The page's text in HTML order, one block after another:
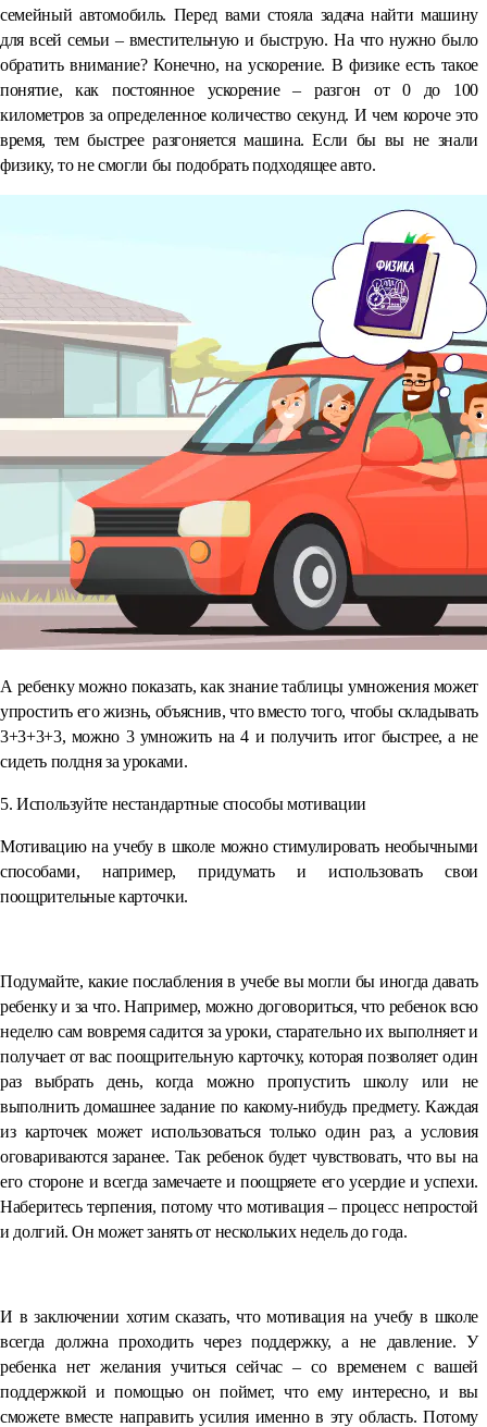
семейный автомобиль. Перед вами стояла задача найти машину
для всей семьи – вместительную и быструю. На что нужно было
обратить внимание? Конечно, на ускорение. В физике есть такое
понятие, как постоянное ускорение – разгон от 0 до 100
километров за определенное количество секунд. И чем короче это
время, тем быстрее разгоняется машина. Если бы вы не знали
физику, то не смогли бы подобрать подходящее авто.
А ребенку можно показать, как знание таблицы умножения может
упростить его жизнь, объяснив, что вместо того, чтобы складывать
3+3+3+3, можно 3 умножить на 4 и получить итог быстрее, а не
сидеть полдня за уроками.
5. Используйте нестандартные способы мотивации
Мотивацию на учебу в школе можно стимулировать необычными
способами, например, придумать и использовать свои
поощрительные карточки.
Подумайте, какие послабления в учебе вы могли бы иногда давать
ребенку и за что. Например, можно договориться, что ребенок всю
неделю сам вовремя садится за уроки, старательно их выполняет и
получает от вас поощрительную карточку, которая позволяет один
раз выбрать день, когда можно пропустить школу или не
выполнить домашнее задание по какому-нибудь предмету. Каждая
из карточек может использоваться только один раз, а условия
оговариваются заранее. Так ребенок будет чувствовать, что вы на
его стороне и всегда замечаете и поощряете его усердие и успехи.
Наберитесь терпения, потому что мотивация – процесс непростой
и долгий. Он может занять от нескольких недель до года.
И в заключении хотим сказать, что мотивация на учебу в школе
всегда должна проходить через поддержку, а не давление. У
ребенка нет желания учиться сейчас – со временем с вашей
поддержкой и помощью он поймет, что ему интересно, и вы
сможете вместе направить усилия именно в эту область. Потому